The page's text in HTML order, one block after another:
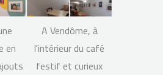
en
A Vendôme, à
l'intérieur du café
festif et curieux